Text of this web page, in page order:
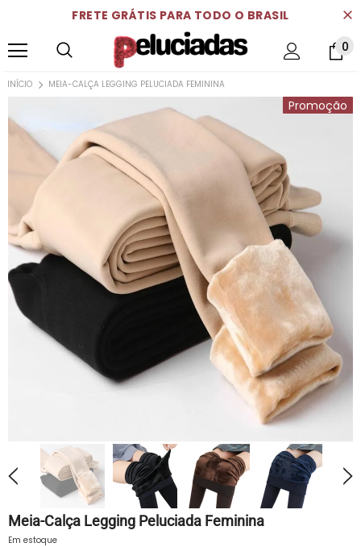
FRETE GRÁTIS PARA TODO O BRASIL
0
INÍCIO MEIA-CALÇA LEGGING PELUCIADA FEMININA
Promoção
Meia-Calça Legging Peluciada Feminina
Em estoque